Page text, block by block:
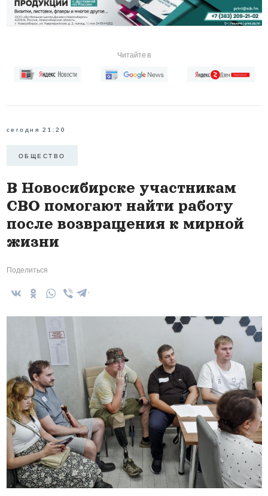
Читайте в
сегодня 21:20
ОБЩЕСТВО
В Новосибирске участникам
СВО помогают найти работу
после возвращения к мирной
жизни
Поделиться